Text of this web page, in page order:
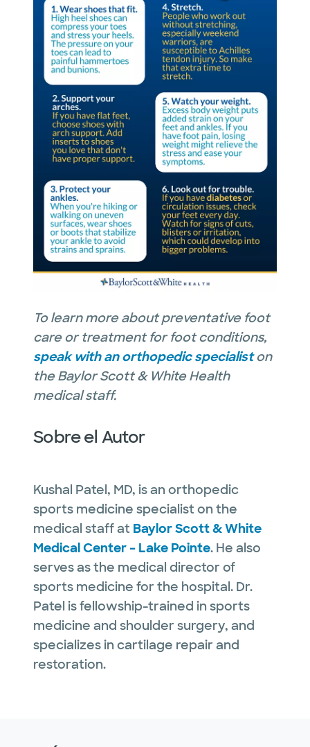
To learn more about preventative foot
care or treatment for foot conditions,
speak with an orthopedic specialiston
the Baylor Scott & White Health
medical staff.
Sobre el Autor
Kushal Patel, MD, is an orthopedic
sports medicine specialist on the
medical staff at Baylor Scott & White
Medical Center – Lake Pointe. He also
serves as the medical director of
sports medicine for the hospital. Dr.
Patel is fellowship-trained in sports
medicine and shoulder surgery, and
specializes in cartilage repair and
restoration.